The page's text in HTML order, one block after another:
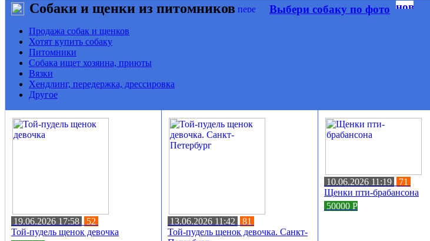
Собаки и щенки из питомников Выбери собаку по фото
Продажа собак и щенков
Хотят купить собаку
Питомники
Собака ищет хозяина, приюты
Вязки
Хендлинг, передержка, дрессировка
Другое
19.06.2026 17:58
52
Той-пудель щенок девочка
13.06.2026 11:42
81
Той-пудель щенок девочка. Санкт-
10.06.2026 11:19
71
Щенки пти-брабансона
50000 Р